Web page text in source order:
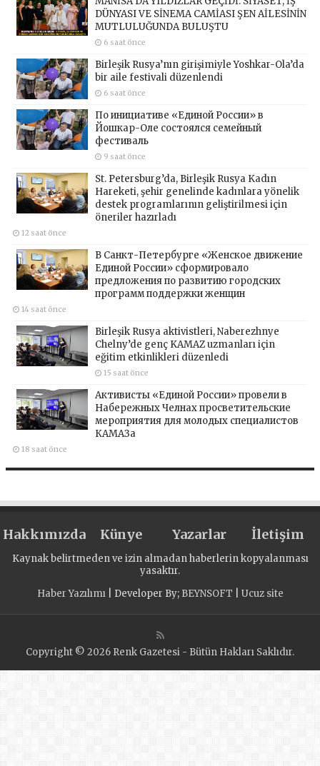
DÜNYASI VE SİNEMA CAMİASI ŞEN AİLESİNİN
MUTLULUĞUNDA BULUŞTU
6 saat önce
Birleşik Rusya’nın girişimiyle Yoshkar-Ola’da
bir aile festivali düzenlendi
6 saat önce
По инициативе «Единой России» в
Йошкар-Оле состоялся семейный
фестиваль
9 saat önce
St. Petersburg’da, Birleşik Rusya Kadın
Hareketi, şehir genelinde kadınlara yönelik
destek programlarının geliştirilmesi için
öneriler hazırladı
12 saat önce
В Санкт-Петербурге «Женское движение
Единой России» сформировало
предложения по развитию городских
программ поддержки женщин
14 saat önce
Birleşik Rusya aktivistleri, Naberezhnye
Chelny’de genç KAMAZ uzmanları için
eğitim etkinlikleri düzenledi
15 saat önce
Активисты «Единой России» провели в
Набережных Челнах просветительские
мероприятия для молодых специалистов
КАМАЗа
18 saat önce
Hakkımızda Künye Yazarlar İletişim
Kaynak belirtmeden ve izin almadan haberlerin kopyalanması
yasaktır.
Haber Yazılımı| Developer By; BEYNSOFT Ucuz site
Copyright © 2026 Renk Gazetesi - Bütün Hakları Saklıdır.